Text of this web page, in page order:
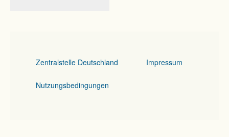
Zentralstelle Deutschland Impressum
Nutzungsbedingungen